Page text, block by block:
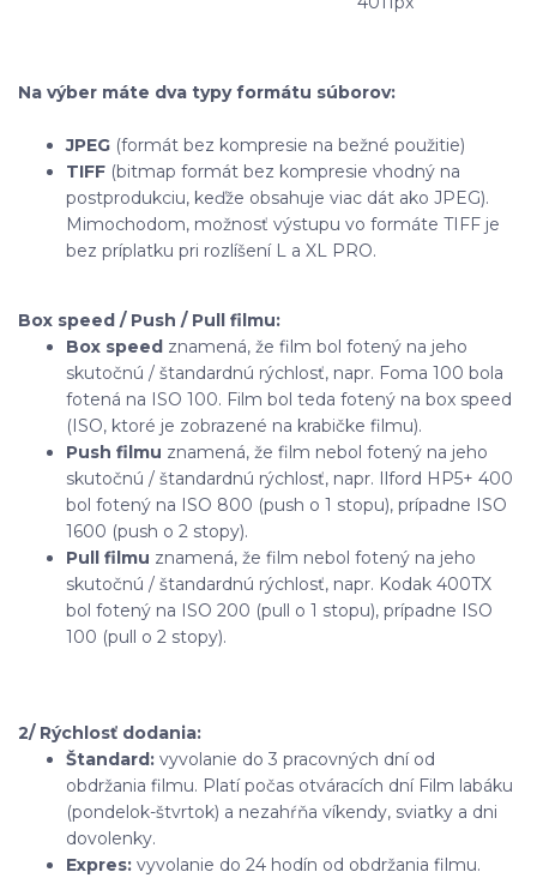
Na výber máte dva typy formátu súborov:
JPEG (formát bez kompresie na bežné použitie)
TIFF (bitmap formát bez kompresie vhodný na
postprodukciu, keďže obsahuje viac dát ako JPEG).
Mimochodom, možnosť výstupu vo formáte TIFF je
bez príplatku pri rozlíšení L a XL PRO.
Box speed / Push / Pull filmu:
Box speed znamená, že film bol fotený na jeho
skutočnú / štandardnú rýchlosť, napr. Foma 100 bola
fotená na ISO 100. Film bol teda fotený na box speed
(ISO, ktoré je zobrazené na krabičke filmu).
Push filmu znamená, že film nebol fotený na jeho
skutočnú / štandardnú rýchlosť, napr. Ilford HP5+ 400
bol fotený na ISO 800 (push o 1 stopu), prípadne ISO
1600 (push o 2 stopy).
Pull filmu znamená, že film nebol fotený na jeho
skutočnú / štandardnú rýchlosť, napr. Kodak 400TX
bol fotený na ISO 200 (pull o 1 stopu), prípadne ISO
100 (pull o 2 stopy).
2/ Rýchlosť dodania:
Štandard: vyvolanie do 3 pracovných dní od
obdržania filmu. Platí počas otváracích dní Film labáku
(pondelok-štvrtok) a nezahŕňa víkendy, sviatky a dni
dovolenky.
Expres: vyvolanie do 24 hodín od obdržania filmu.